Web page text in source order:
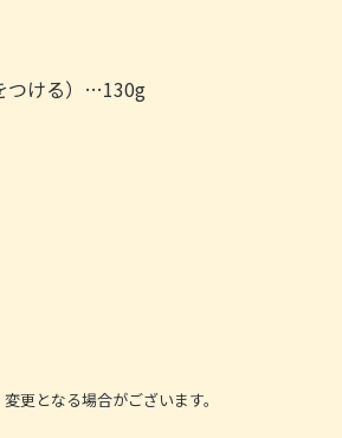
つける）…130g
更となる場合がございます。